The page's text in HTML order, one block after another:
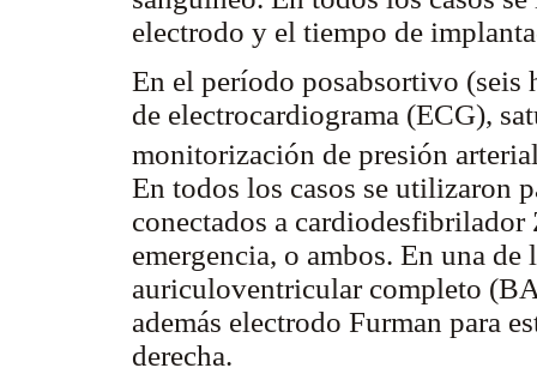
electrodo y el tiempo de
En el período posabsortivo (seis
de electrocardiograma (ECG),
monitorización de presión
En todos los casos se utilizaron
conectados a
emergencia, o ambos. En una
auriculoventricular completo
además electrodo Furman para
derecha.